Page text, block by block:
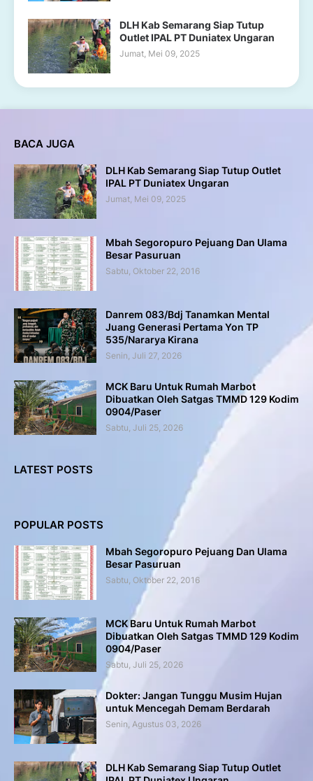
DLH Kab Semarang Siap Tutup
Outlet IPAL PT Duniatex Ungaran
Jumat, Mei 09, 2025
BACA JUGA
DLH Kab Semarang Siap Tutup Outlet
IPAL PT Duniatex Ungaran
Jumat, Mei 09, 2025
Mbah Segoropuro Pejuang Dan Ulama
Besar Pasuruan
Sabtu, Oktober 22, 2016
Danrem 083/Bdj Tanamkan Mental
Juang Generasi Pertama Yon TP
535/Nararya Kirana
Senin, Juli 27, 2026
MCK Baru Untuk Rumah Marbot
Dibuatkan Oleh Satgas TMMD 129 Kodim
0904/Paser
Sabtu, Juli 25, 2026
LATEST POSTS
POPULAR POSTS
Mbah Segoropuro Pejuang Dan Ulama
Besar Pasuruan
Sabtu, Oktober 22, 2016
MCK Baru Untuk Rumah Marbot
Dibuatkan Oleh Satgas TMMD 129 Kodim
0904/Paser
Sabtu, Juli 25, 2026
Dokter: Jangan Tunggu Musim Hujan
untuk Mencegah Demam Berdarah
Senin, Agustus 03, 2026
DLH Kab Semarang Siap Tutup Outlet